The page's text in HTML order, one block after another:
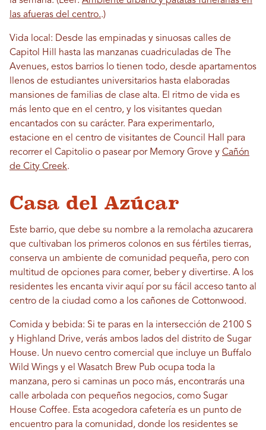
las afueras del centro..)
Vida local: Desde las empinadas y sinuosas calles de
Capitol Hill hasta las manzanas cuadriculadas de The
Avenues, estos barrios lo tienen todo, desde apartamentos
llenos de estudiantes universitarios hasta elaboradas
mansiones de familias de clase alta. El ritmo de vida es
más lento que en el centro, y los visitantes quedan
encantados con su carácter. Para experimentarlo,
estacione en el centro de visitantes de Council Hall para
recorrer el Capitolio o pasear por Memory Grove y Cañón
de City Creek.
Casa del Azúcar
Este barrio, que debe su nombre a la remolacha azucarera
que cultivaban los primeros colonos en sus fértiles tierras,
conserva un ambiente de comunidad pequeña, pero con
multitud de opciones para comer, beber y divertirse. A los
residentes les encanta vivir aquí por su fácil acceso tanto al
centro de la ciudad como a los cañones de Cottonwood.
Comida y bebida: Si te paras en la intersección de 2100 S
y Highland Drive, verás ambos lados del distrito de Sugar
House. Un nuevo centro comercial que incluye un Buffalo
Wild Wings y el Wasatch Brew Pub ocupa toda la
manzana, pero si caminas un poco más, encontrarás una
calle arbolada con pequeños negocios, como Sugar
House Coffee. Esta acogedora cafetería es un punto de
encuentro para la comunidad, donde los residentes se